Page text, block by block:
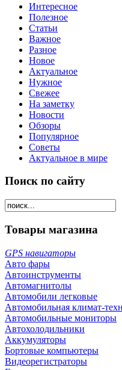
Интересное
Полезное
Статьи
Важное
Разное
Новое
Актуальное
Нужное
Свежее
На заметку
Новости
Обзоры
Популярное
Советы
Актуальное в мире
Поиск по сайту
Товары магазина
GPS навигаторы
Авто фары
Автоинструменты
Автомагнитолы
Автомобили легковые
Автомобильная климат-
Автомобильные мониторы
Автохолодильники
Аккумуляторы
Бортовые компьютеры
Видеорегистраторы